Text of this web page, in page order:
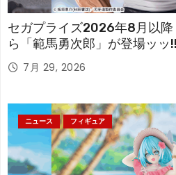
セガプライズ2026年8月以
ら「範馬勇次郎」が登場ッッ!!
7月 29, 2026
ニュース フィギュア